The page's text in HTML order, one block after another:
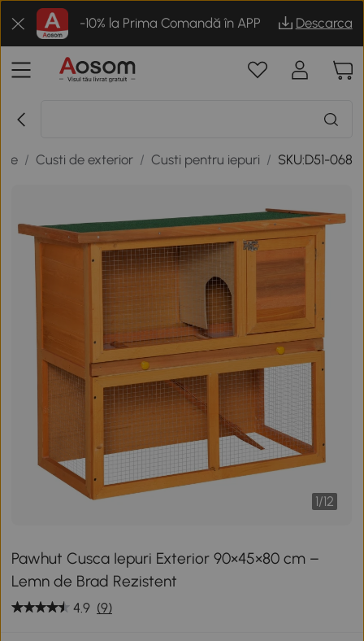
-10% la Prima Comandă în APP Descarca
/ Custi de exterior / Custi pentru iepuri / SKU:D51-068
1/12
Pawhut Cusca Iepuri Exterior 90×45×80 cm –
Lemn de Brad Rezistent
4.9 (9)